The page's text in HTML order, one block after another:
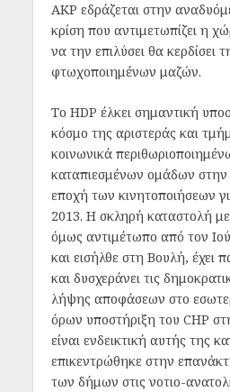
AKP εδράζεται στην
κρίση που αντιμετωπίζει η
να την επιλύσει θα κερδίσει
φτωχοποιημένων μαζών.
Το HDP έλκει σημαντική
κόσμο της αριστεράς και
κοινωνικά
καταπιεσμένων ομάδων
εποχή των κινητοποιήσεων
2013. Η σκληρή καταστολή
όμως αντιμέτωπο από τον
και εισήλθε στη Βουλή, έχει
και δυσχεράνει τις
λήψης αποφάσεων στο
όρων υποστήριξη του CHP
είναι ενδεικτική αυτής της
επικεντρώθηκε στην
των δήμων στις νοτιο-